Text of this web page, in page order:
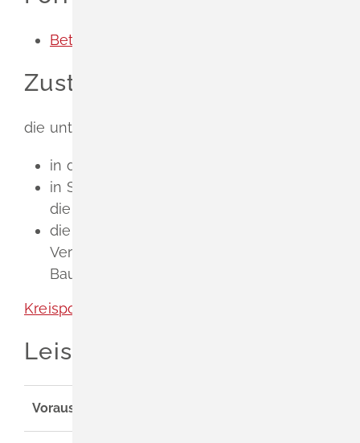
Betreiben einer Spielhalle
Zuständige Stelle
die untere Verwaltungsbehörde
in den Landkreisen: das Landratsamt,
in Stadtkreisen und Großen Kreisstädten:
die Stadtverwaltung,
die Gemeinden und
Verwaltungsgemeinschaften mit eigener
Baurechtszuständigkeit
Kreispolizei [Landratsamt Lörrach]
Leistungsdetails
Voraussetzungen